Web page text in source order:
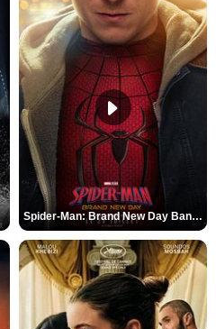
Spider-Man: Brand New Day Bande-annonce VO STFR